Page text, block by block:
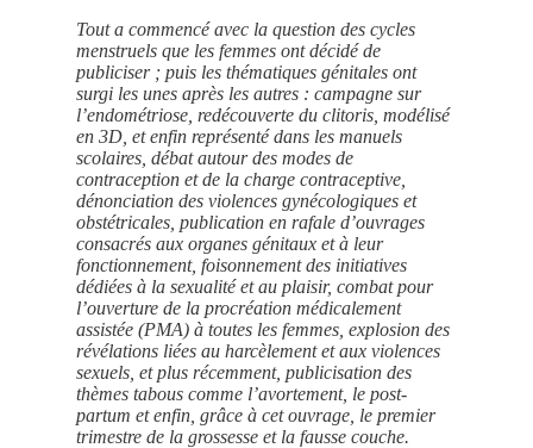
Tout a commencé avec la question des cycles
menstruels que les femmes ont décidé de
publiciser ; puis les thématiques génitales ont
surgi les unes après les autres : campagne sur
l’endométriose, redécouverte du clitoris, modélisé
en 3D, et enfin représenté dans les manuels
scolaires, débat autour des modes de
contraception et de la charge contraceptive,
dénonciation des violences gynécologiques et
obstétricales, publication en rafale d’ouvrages
consacrés aux organes génitaux et à leur
fonctionnement, foisonnement des initiatives
dédiées à la sexualité et au plaisir, combat pour
l’ouverture de la procréation médicalement
assistée (PMA) à toutes les femmes, explosion des
révélations liées au harcèlement et aux violences
sexuels, et plus récemment, publicisation des
thèmes tabous comme l’avortement, le post-
partum et enfin, grâce à cet ouvrage, le premier
trimestre de la grossesse et la fausse couche.